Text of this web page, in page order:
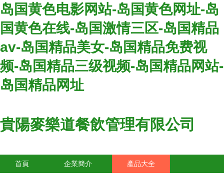
岛国黄色电影网站-岛国黄色网址-岛
国黄色在线-岛国激情三区-岛国精品
av-岛国精品美女-岛国精品免费视
频-岛国精品三级视频-岛国精品网站-
岛国精品网址
貴陽麥樂道餐飲管理有限公司
首頁 企業簡介 產品大全